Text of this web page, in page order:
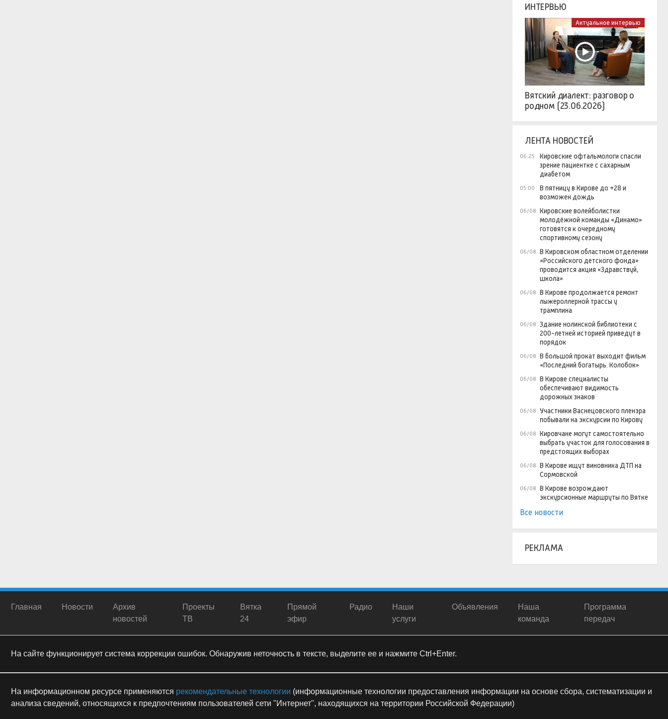
ИНТЕРВЬЮ
Актуальное интервью
Вятский диалект: разговор о
родном (23.06.2026)
ЛЕНТА НОВОСТЕЙ
06:25
Кировские офтальмологи спасли
зрение пациентке с сахарным
диабетом
05:00
В пятницу в Кирове до +28 и
возможен дождь
06/08 Кировские волейболистки
молодёжной команды «Динамо»
готовятся к очередному
спортивному сезону
06/08 В Кировском областном отделении
«Российского детского фонда»
проводится акция «Здравствуй,
школа»
06/08 В Кирове продолжается ремонт
лыжероллерной трассы у
трамплина
06/08 Здание нолинской библиотеки с
200-летней историей приведут в
порядок
06/08 В большой прокат выходит фильм
«Последний богатырь. Колобок»
06/08 В Кирове специалисты
обеспечивают видимость
дорожных знаков
06/08 Участники Васнецовского пленэра
побывали на экскурсии по Кирову
06/08 Кировчане могут самостоятельно
выбрать участок для голосования в
предстоящих выборах
06/08 В Кирове ищут виновника ДТП на
Сормовской
06/08 В Кирове возрождают
экскурсионные маршруты по Вятке
Все новости
РЕКЛАМА
Главная Новости
Архив
новостей
Проекты
ТВ
Вятка
24
Прямой
эфир
Радио
Наши
услуги
Объявления
Наша
команда
Программа
передач
На сайте функционирует система коррекции ошибок. Обнаружив неточность в тексте, выделите ее и нажмите Ctrl+Enter.
На информационном ресурсе применяются рекомендательные технологии (информационные технологии предоставления информации на основе сбора, систематизации и
анализа сведений, относящихся к предпочтениям пользователей сети "Интернет", находящихся на территории Российской Федерации)